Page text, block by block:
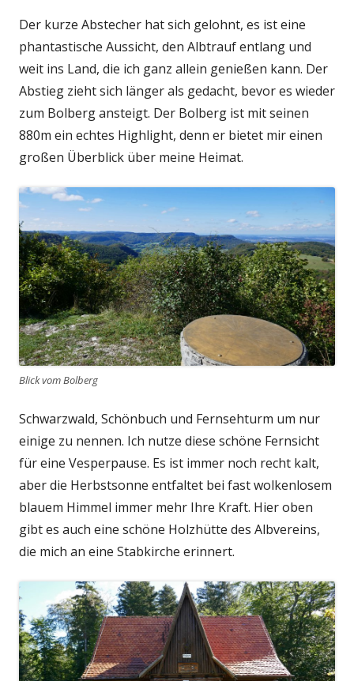
Der kurze Abstecher hat sich gelohnt, es ist eine
phantastische Aussicht, den Albtrauf entlang und
weit ins Land, die ich ganz allein genießen kann. Der
Abstieg zieht sich länger als gedacht, bevor es wieder
zum Bolberg ansteigt. Der Bolberg ist mit seinen
880m ein echtes Highlight, denn er bietet mir einen
großen Überblick über meine Heimat.
Blick vom Bolberg
Schwarzwald, Schönbuch und Fernsehturm um nur
einige zu nennen. Ich nutze diese schöne Fernsicht
für eine Vesperpause. Es ist immer noch recht kalt,
aber die Herbstsonne entfaltet bei fast wolkenlosem
blauem Himmel immer mehr Ihre Kraft. Hier oben
gibt es auch eine schöne Holzhütte des Albvereins,
die mich an eine Stabkirche erinnert.